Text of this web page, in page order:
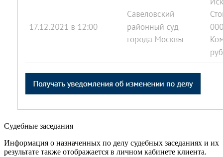
Судебные заседания
Информация о назначенных по делу судебных заседаниях и их
результате также отображается в личном кабинете клиента.